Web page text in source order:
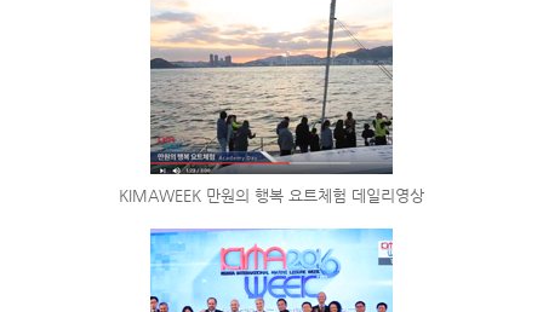
KIMAWEEK 만원의 행복 요트체험 데일리영상